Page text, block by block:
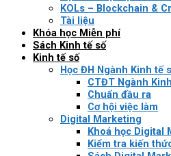
KOLs – Blockchain &
Tài liệu
Khóa học Miễn phí
Sách Kinh tế số
Kinh tế số
Học ĐH Ngành Kinh tế
CTĐT Ngành
Chuẩn đầu ra
Cơ hội việc làm
Digital Marketing
Khoá học Digital
Kiểm tra kiến